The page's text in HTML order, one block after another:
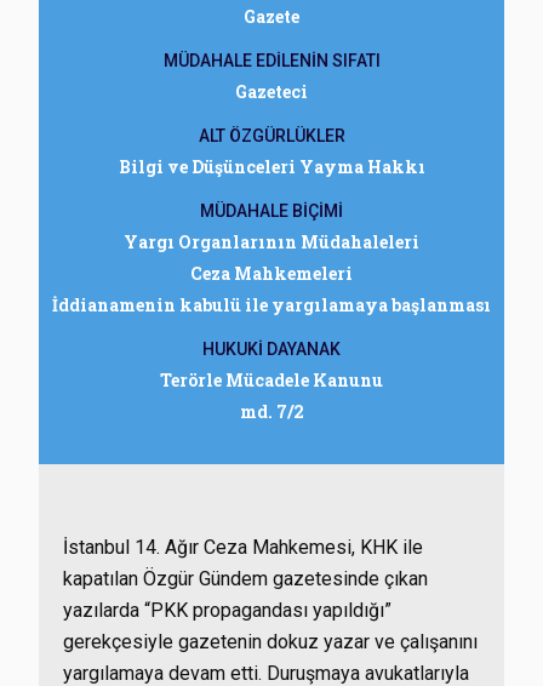
Gazete
MÜDAHALE EDİLENİN SIFATI
Gazeteci
ALT ÖZGÜRLÜKLER
Bilgi ve Düşünceleri Yayma Hakkı
MÜDAHALE BİÇİMİ
Yargı Organlarının Müdahaleleri
Ceza Mahkemeleri
İddianamenin kabulü ile yargılamaya başlanması
HUKUKİ DAYANAK
Terörle Mücadele Kanunu
md. 7/2
İstanbul 14. Ağır Ceza Mahkemesi, KHK ile
kapatılan Özgür Gündem gazetesinde çıkan
yazılarda “PKK propagandası yapıldığı”
gerekçesiyle gazetenin dokuz yazar ve çalışanını
yargılamaya devam etti. Duruşmaya avukatlarıyla